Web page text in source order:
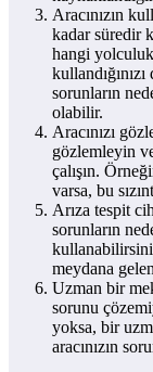
Aracınızın
kadar süredir
hangi
sorunların
olabilir.
Aracınızı
gözlemleyin
çalışın.
varsa, bu
Arıza tespit
sorunların
meydana
Uzman bir
sorunu
yoksa, bir
aracınızın